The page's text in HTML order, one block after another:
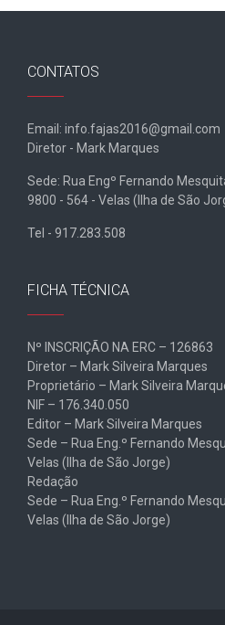
CONTATOS
Email: info.fajas2016@gmail.com
Diretor - Mark Marques
Sede: Rua Engº Fernando
9800 - 564 - Velas (Ilha de São
Tel - 917.283.508
FICHA TÉCNICA
Nº INSCRIÇÃO NA ERC – 126863
Diretor – Mark Silveira Marques
Proprietário – Mark Silveira
NIF – 176.340.050
Editor – Mark Silveira Marques
Sede – Rua Eng.º Fernando
Velas (Ilha de São Jorge)
Redação
Sede – Rua Eng.º Fernando
Velas (Ilha de São Jorge)